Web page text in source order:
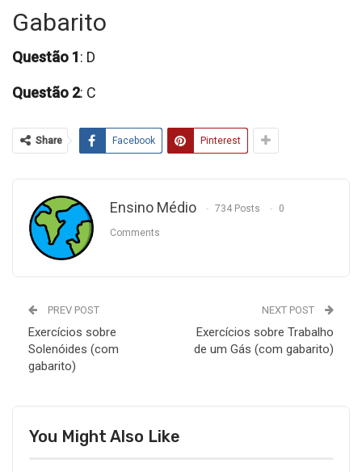
Gabarito
Questão 1: D
Questão 2: C
Share Facebook Pinterest
Ensino Médio 734 Posts 0
Comments
PREV POST
Exercícios sobre
Solenóides (com
gabarito)
NEXT POST
Exercícios sobre Trabalho
de um Gás (com gabarito)
You Might Also Like